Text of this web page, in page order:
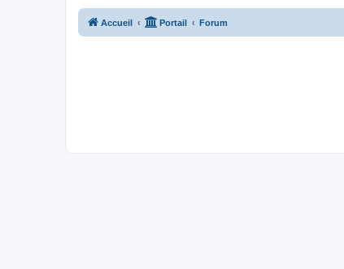
Accueil Portail Forum